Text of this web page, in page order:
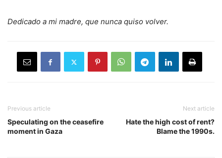
Dedicado a mi madre, que nunca quiso volver.
Previous article
Speculating on the ceasefire
moment in Gaza
Next article
Hate the high cost of rent?
Blame the 1990s.